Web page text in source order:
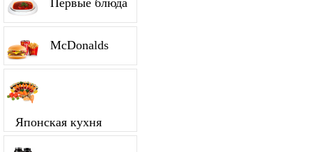
Первые блюда
McDonalds
Японская кухня